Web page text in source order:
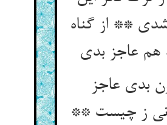
** از گناه
هم عاجز بدی
بدی عاجز
ز چیست **